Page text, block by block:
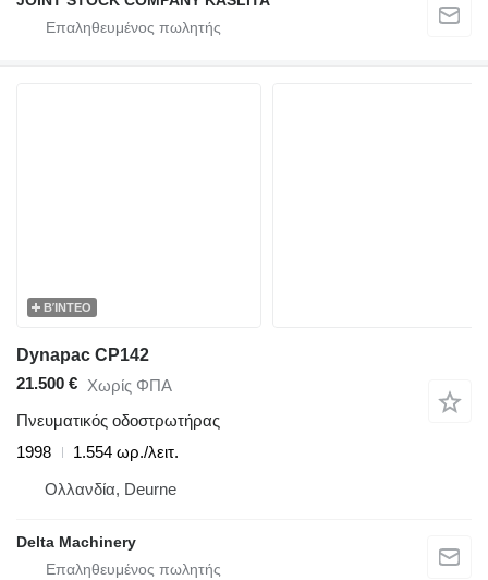
ΒΊΝΤΕΟ
Dynapac CP142
21.500 € Χωρίς ΦΠΑ
Πνευματικός οδοστρωτήρας
1998
1.554 ωρ./λειτ.
Ολλανδία, Deurne
Delta Machinery